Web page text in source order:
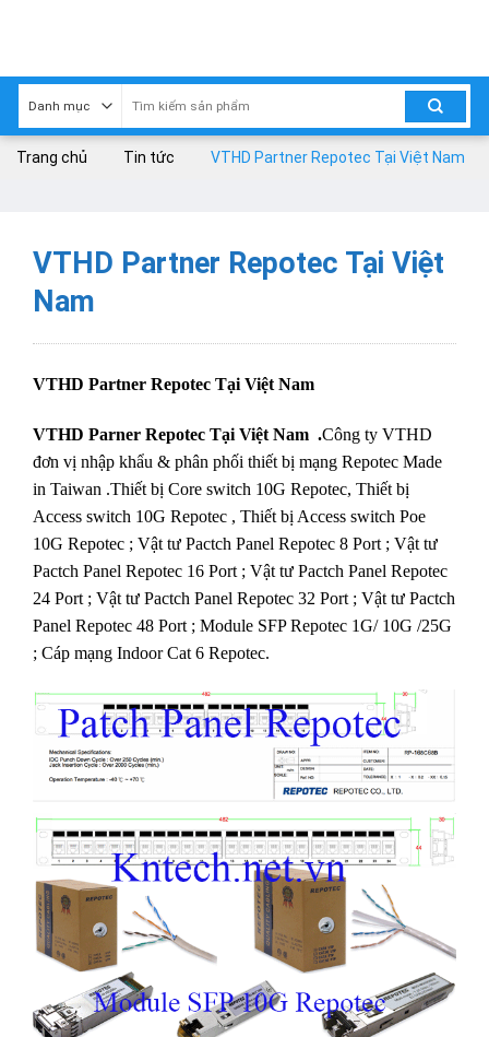
Trang chủ Tin tức VTHD Partner Repotec Tại Việt Nam
VTHD Partner Repotec Tại Việt
Nam
VTHD Partner Repotec Tại Việt Nam
VTHD Parner Repotec Tại Việt Nam .Công ty VTHD
đơn vị nhập khẩu & phân phối thiết bị mạng Repotec Made
in Taiwan .Thiết bị Core switch 10G Repotec, Thiết bị
Access switch 10G Repotec , Thiết bị Access switch Poe
10G Repotec ; Vật tư Pactch Panel Repotec 8 Port ; Vật tư
Pactch Panel Repotec 16 Port ; Vật tư Pactch Panel Repotec
24 Port ; Vật tư Pactch Panel Repotec 32 Port ; Vật tư Pactch
Panel Repotec 48 Port ; Module SFP Repotec 1G/ 10G /25G
; Cáp mạng Indoor Cat 6 Repotec.